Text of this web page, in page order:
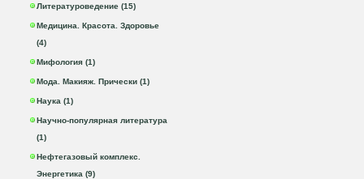
Литературоведение (15)
Медицина. Красота. Здоровье
(4)
Мифология (1)
Мода. Макияж. Прически (1)
Наука (1)
Научно-популярная литература
(1)
Нефтегазовый комплекс.
Энергетика (9)